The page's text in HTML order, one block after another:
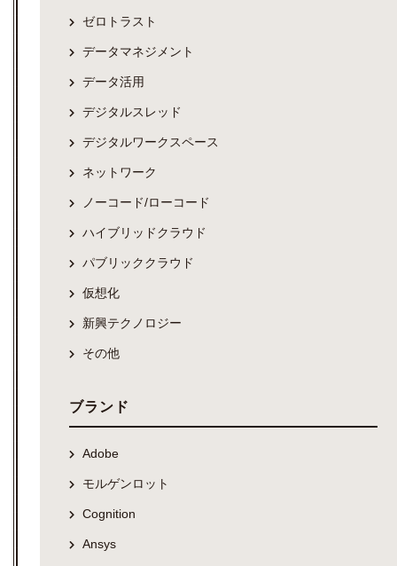
ゼロトラスト
データマネジメント
データ活用
デジタルスレッド
デジタルワークスペース
ネットワーク
ノーコード/ローコード
ハイブリッドクラウド
パブリッククラウド
仮想化
新興テクノロジー
その他
ブランド
Adobe
モルゲンロット
Cognition
Ansys